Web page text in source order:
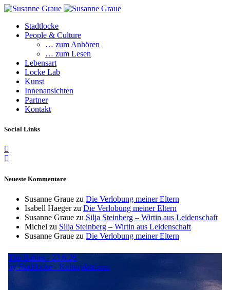
Stadtlocke
People & Culture
… zum Anhören
… zum Lesen
Lebensart
Locke Lab
Kunst
Innenansichten
Partner
Kontakt
Social Links
Neueste Kommentare
Susanne Graue zu Die Verlobung meiner Eltern
Isabell Haegerzu Die Verlobung meiner Eltern
Susanne Graue zu Silja Steinberg – Wirtin aus Leidenschaft
Michel zu Silja Steinberg – Wirtin aus Leidenschaft
Susanne Graue zu Die Verlobung meiner Eltern